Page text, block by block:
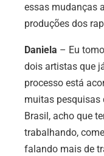
essas mudanças
produções dos
Daniela – Eu
dois artistas que
processo está
muitas pesquisas
Brasil, acho que
trabalhando,
falando mais de